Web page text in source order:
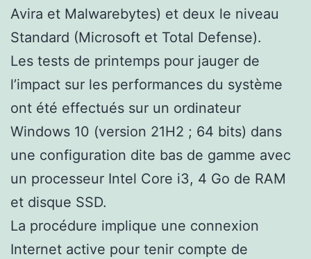
Avira et Malwarebytes) et deux le niveau
Standard (Microsoft et Total Defense).
Les tests de printemps pour jauger de
l’impact sur les performances du système
ont été effectués sur un ordinateur
Windows 10 (version 21H2 ; 64 bits) dans
une configuration dite bas de gamme avec
un processeur Intel Core i3, 4 Go de RAM
et disque SSD.
La procédure implique une connexion
Internet active pour tenir compte de